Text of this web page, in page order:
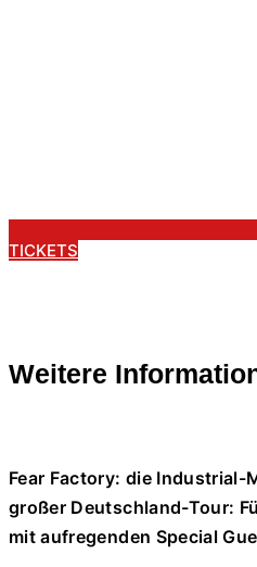
TICKETS
Weitere
Fear Factory: die Industrial-
großer Deutschland-Tour:
mit aufregenden Special